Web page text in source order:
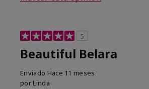
5
Beautiful Belara
Enviado Hace 11 meses
por Linda